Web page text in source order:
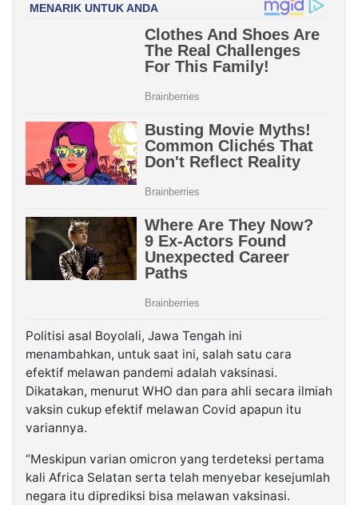
Politisi asal Boyolali, Jawa Tengah ini
menambahkan, untuk saat ini, salah satu cara
efektif melawan pandemi adalah vaksinasi.
Dikatakan, menurut WHO dan para ahli secara ilmiah
vaksin cukup efektif melawan Covid apapun itu
variannya.
“Meskipun varian omicron yang terdeteksi pertama
kali Africa Selatan serta telah menyebar kesejumlah
negara itu diprediksi bisa melawan vaksinasi.